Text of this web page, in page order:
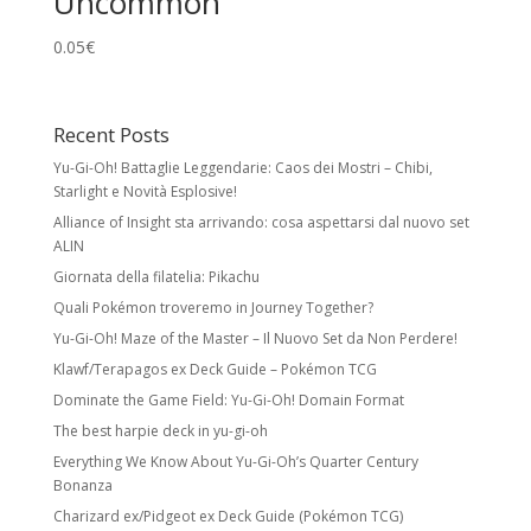
Rare Holo:stella nera e illustrazione foil.
e/o design unico. Include Pokémon ex,
Pokémon Star, LV.X, LEGEND, Prime, EX, GX.
Secret Rare
al numero indicato nel set. Di solito foil e
con design unico. Come le Rare Holo,
possono avere versioni equivalenti a rarità
Stadi di Evoluzione
Basic Pokémon:Pokémon base. Anche
Pikachu o Electabuzz sono Basic, anche se
Stage 1 Pokémon:Evoluzione di
0.05€
Recent Posts
Yu-Gi-Oh! Battaglie Leggendarie: Caos dei Mostri – Chibi,
Starlight e Novità Esplosive!
Alliance of Insight sta arrivando: cosa aspettarsi dal nuovo set
ALIN
Giornata della filatelia: Pikachu
Quali Pokémon troveremo in Journey Together?
Yu-Gi-Oh! Maze of the Master – Il Nuovo Set da Non Perdere!
Klawf/Terapagos ex Deck Guide – Pokémon TCG
Dominate the Game Field: Yu-Gi-Oh! Domain Format
The best harpie deck in yu-gi-oh
Everything We Know About Yu-Gi-Oh’s Quarter Century
Bonanza
Charizard ex/Pidgeot ex Deck Guide (Pokémon TCG)